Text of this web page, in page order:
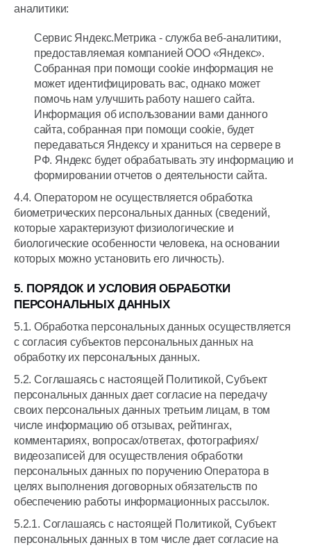
аналитики:
Сервис Яндекс.Метрика - служба веб-аналитики,
предоставляемая компанией ООО «Яндекс».
Собранная при помощи cookie информация не
может идентифицировать вас, однако может
помочь нам улучшить работу нашего сайта.
Информация об использовании вами данного
сайта, собранная при помощи cookie, будет
передаваться Яндексу и храниться на сервере в
РФ. Яндекс будет обрабатывать эту информацию и
формировании отчетов о деятельности сайта.
4.4. Оператором не осуществляется обработка
биометрических персональных данных (сведений,
которые характеризуют физиологические и
биологические особенности человека, на основании
которых можно установить его личность).
5. ПОРЯДОК И УСЛОВИЯ ОБРАБОТКИ
ПЕРСОНАЛЬНЫХ ДАННЫХ
5.1. Обработка персональных данных осуществляется
с согласия субъектов персональных данных на
обработку их персональных данных.
5.2. Соглашаясь с настоящей Политикой, Субъект
персональных данных дает согласие на передачу
своих персональных данных третьим лицам, в том
числе информацию об отзывах, рейтингах,
комментариях, вопросах/ответах, фотографиях/
видеозаписей для осуществления обработки
персональных данных по поручению Оператора в
целях выполнения договорных обязательств по
обеспечению работы информационных рассылок.
5.2.1. Соглашаясь с настоящей Политикой, Субъект
персональных данных в том числе дает согласие на